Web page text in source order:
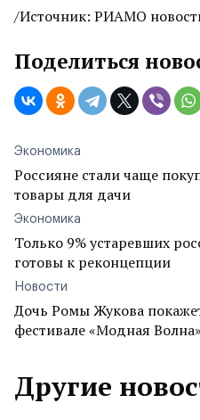
/Источник: РИАМО
Поделиться
Экономика
Россияне стали чаще
товары для дачи
Экономика
Только 9% устаревших
готовы к реконцепции
Новости
Дочь Ромы Жукова
фестивале «Модная
Другие